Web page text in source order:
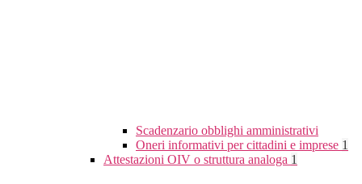
Scadenzario obblighi amministrativi
Oneri informativi per cittadini e imprese 1
Attestazioni OIV o struttura analoga 1